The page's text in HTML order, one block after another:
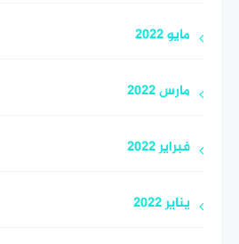
مايو 2022
مارس 2022
فبراير 2022
يناير 2022